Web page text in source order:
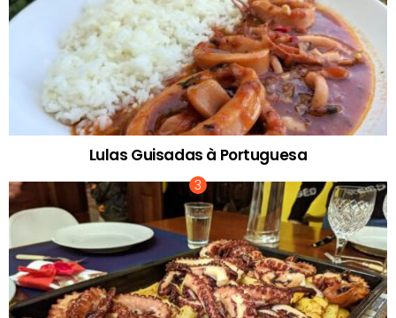
Lulas Guisadas à Portuguesa